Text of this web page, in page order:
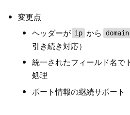
変更点
ヘッダーが ip から domain
引き続き対応）
統一されたフィールド名で
処理
ポート情報の継続サポート